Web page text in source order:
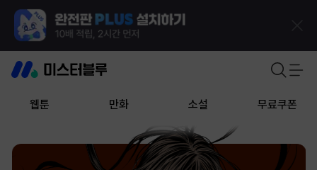
웹툰 만화 소설 무료쿠폰